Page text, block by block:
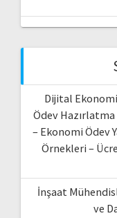
Dijital
Ödev Hazırlatma
– Ekonomi Ödev
Örnekleri –
İnşaat
ve